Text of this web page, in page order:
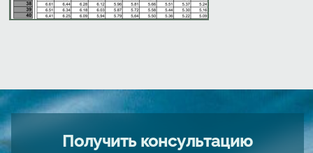
Получить консультацию